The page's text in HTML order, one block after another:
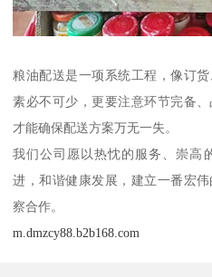
粮油配送是一项系统工程，像订
素必不可少，更要注意环节完备
才能确保配送方案万无一失。
我们公司愿以热忱的服务、崇高
进，和谐健康发展，建立一番宏
察合作。
m.dmzcy88.b2b168.com